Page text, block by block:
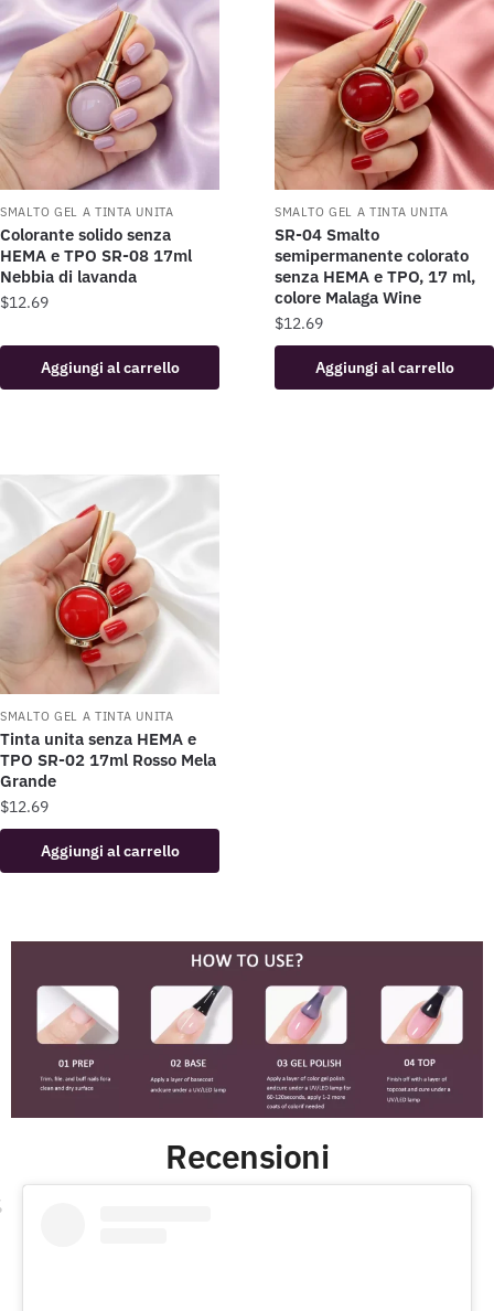
SMALTO GEL A TINTA UNITA
Colorante solido senza
HEMA e TPO SR-08 17ml
Nebbia di lavanda
$12.69
Aggiungi al carrello
SMALTO GEL A TINTA UNITA
SR-04 Smalto
semipermanente colorato
senza HEMA e TPO, 17 ml,
colore Malaga Wine
$12.69
Aggiungi al carrello
SMALTO GEL A TINTA UNITA
Tinta unita senza HEMA e
TPO SR-02 17ml Rosso Mela
Grande
$12.69
Aggiungi al carrello
Recensioni